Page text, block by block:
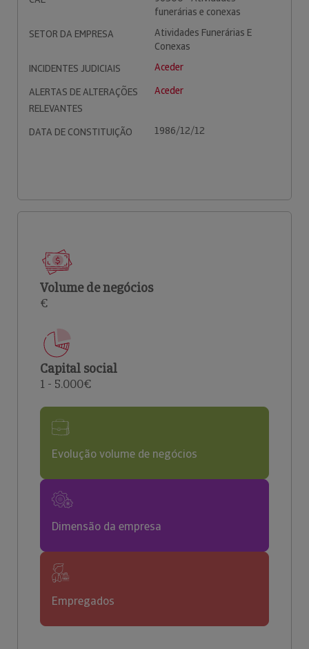
funerárias e conexas
SETOR DA EMPRESA
Atividades Funerárias E
Conexas
INCIDENTES JUDICIAIS
Aceder
ALERTAS DE ALTERAÇÕES
RELEVANTES
Aceder
DATA DE CONSTITUIÇÃO 1986/12/12
Volume de negócios
€
Capital social
1 - 5.000€
Evolução volume de negócios
Dimensão da empresa
Empregados